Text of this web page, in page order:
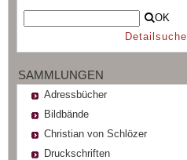
OK
Detailsuche
SAMMLUNGEN
Adressbücher
Bildbände
Christian von Schlözer
Druckschriften